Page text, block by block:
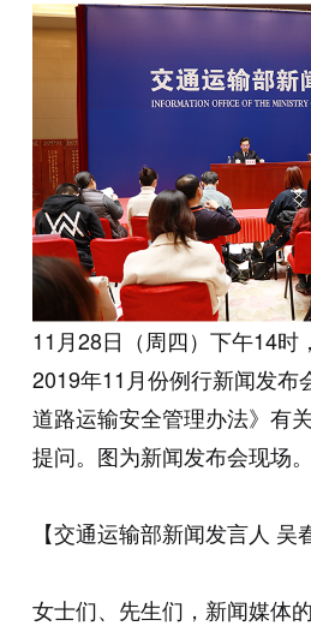
11月28日（周四）下午14时
2019年11月份例行新闻发布
道路运输安全管理办法》有
提问。图为新闻发布会现场。
【交通运输部新闻发言人 吴
女士们、先生们，新闻媒体